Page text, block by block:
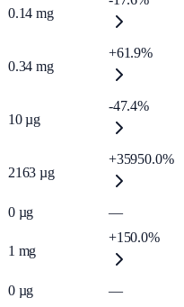
0.14 mg
0.34 mg
+61.9%
10 µg
-47.4%
2163 µg
+35950.0%
0 µg —
1 mg
+150.0%
0 µg —